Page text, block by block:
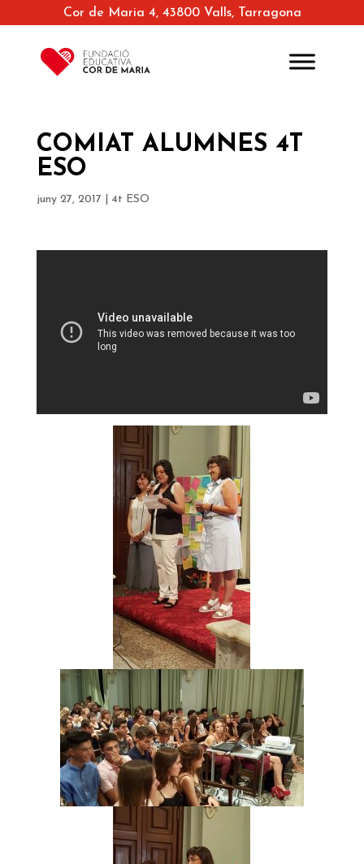
Cor de Maria 4, 43800 Valls, Tarragona
COMIAT ALUMNES 4T
ESO
juny 27, 2017 4t ESO